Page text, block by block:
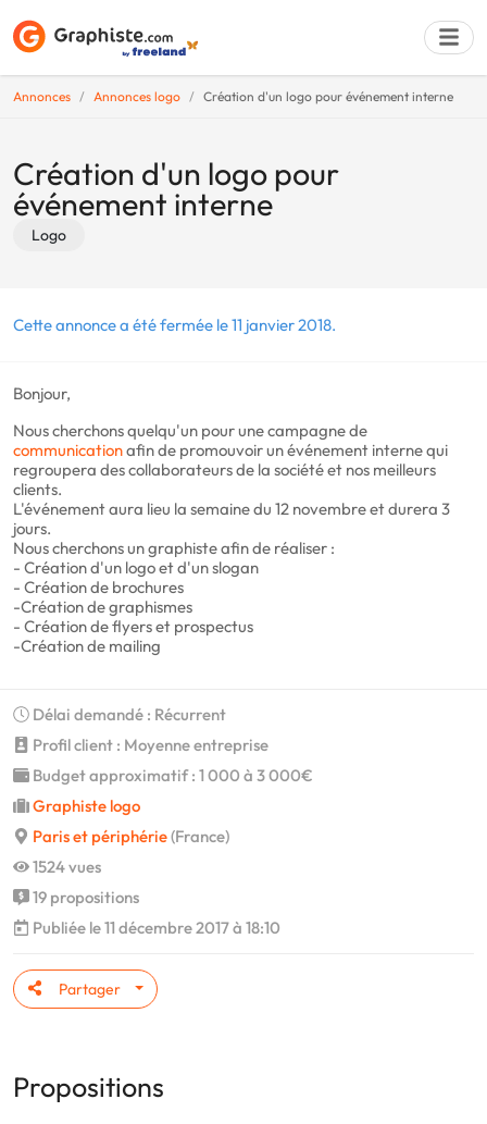
Annonces Annonces logo Création d'un logo pour événement interne
Création d'un logo pour
événement interne
Logo
Cette annonce a été fermée le 11 janvier 2018.
Bonjour,
Nous cherchons quelqu'un pour une campagne de
communicationafin de promouvoir un événement interne qui
regroupera des collaborateurs de la société et nos meilleurs
clients.
L'événement aura lieu la semaine du 12 novembre et durera 3
jours.
Nous cherchons un graphiste afin de réaliser :
- Création d'un logo et d'un slogan
- Création de brochures
-Création de graphismes
- Création de flyers et prospectus
-Création de mailing
Délai demandé : Récurrent
Profil client : Moyenne entreprise
Budget approximatif : 1 000 à 3 000€
Graphiste logo
Paris et périphérie(France)
1524 vues
19 propositions
Publiée le 11 décembre 2017 à 18:10
Partager
Propositions